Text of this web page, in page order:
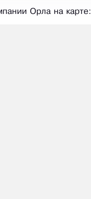
Орла на карте: